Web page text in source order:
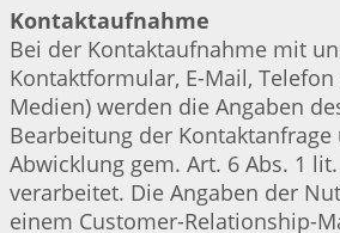
Kontaktaufnahme
Bei der Kontaktaufnahme mit
Kontaktformular, E-Mail,
Medien) werden die Angaben
Bearbeitung der Kontaktanfrage
Abwicklung gem. Art. 6 Abs. 1 lit.
verarbeitet. Die Angaben der
einem Customer-Relationship-